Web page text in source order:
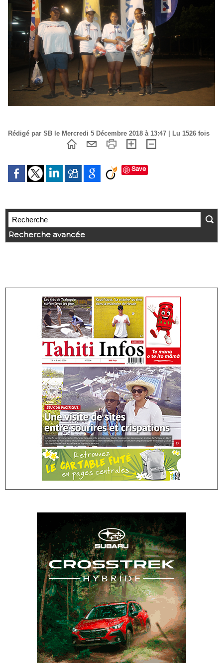
Rédigé par SB le Mercredi 5 Décembre 2018 à 13:47 | Lu 1526 fois
Save
Recherche avancée